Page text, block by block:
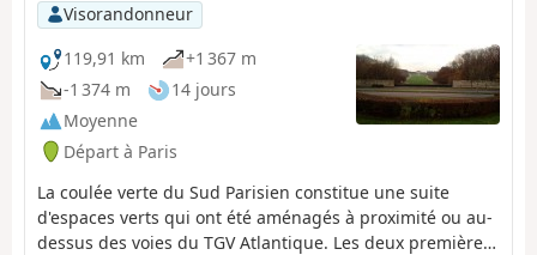
Visorandonneur
119,91 km
+1 367 m
-1 374 m
14 jours
Moyenne
Départ à Paris
La coulée verte du Sud Parisien constitue une suite
d'espaces verts qui ont été aménagés à proximité ou au-
dessus des voies du TGV Atlantique. Les deux premières